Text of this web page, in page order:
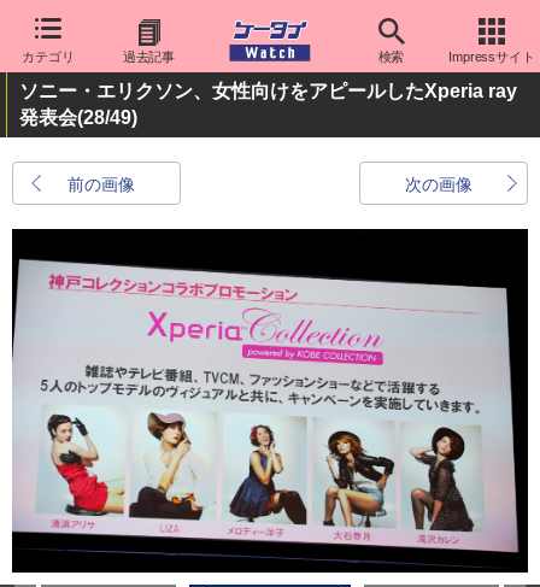
カテゴリ 過去記事 検索 Impressサイト
ソニー・エリクソン、女性向けをアピールしたXperia ray
発表会(28/49)
前の画像 次の画像